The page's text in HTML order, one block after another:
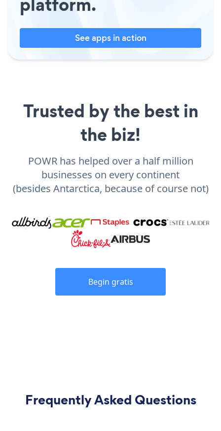
See apps in action
Trusted by the best in
the biz!
POWR has helped over a half million
businesses on every continent
(besides Antarctica, because of course not)
Begin gratis
Frequently Asked Questions